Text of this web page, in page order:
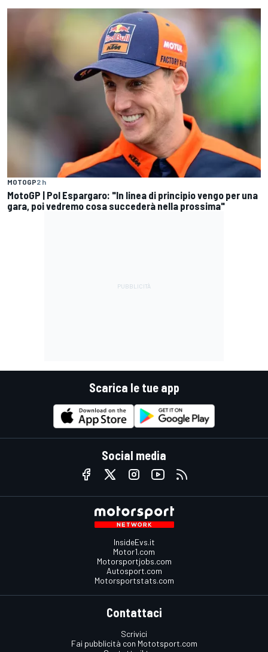
MOTOGP2 h
MotoGP | Pol Espargaro: "In linea di principio vengo per una
gara, poi vedremo cosa succederà nella prossima"
Scarica le tue app
Social media
InsideEvs.it
Motor1.com
Motorsportjobs.com
Autosport.com
Motorsportstats.com
Contattaci
Scrivici
Fai pubblicità con Mototsport.com